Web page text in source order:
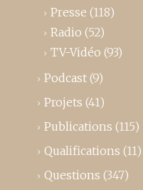
Presse (118)
Radio (52)
TV-Vidéo (93)
Podcast (9)
Projets (41)
Publications (115)
Qualifications (11)
Questions (347)